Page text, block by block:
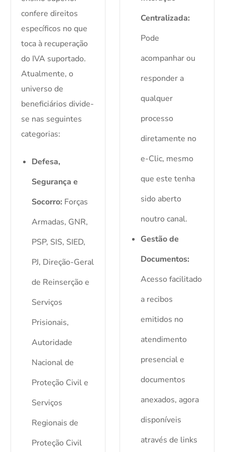
confere direitos
específicos no que
toca à recuperação
do IVA suportado.
Atualmente, o
universo de
beneficiários divide-
se nas seguintes
categorias:
Defesa,
Segurança e
Socorro: Forças
Armadas, GNR,
PSP, SIS, SIED,
PJ, Direção-Geral
de Reinserção e
Serviços
Prisionais,
Autoridade
Nacional de
Proteção Civil e
Serviços
Regionais de
Proteção Civil
Centralizada:
Pode
acompanhar ou
responder a
qualquer
processo
diretamente no
e-Clic, mesmo
que este tenha
sido aberto
noutro canal.
Gestão de
Documentos:
Acesso facilitado
a recibos
emitidos no
atendimento
presencial e
documentos
anexados, agora
disponíveis
através de links